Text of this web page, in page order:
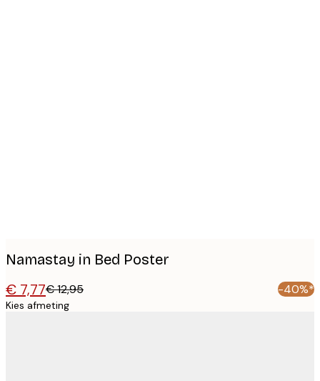
Namastay in Bed Poster
€ 7,77€ 12,95 -40%*
Kies afmeting